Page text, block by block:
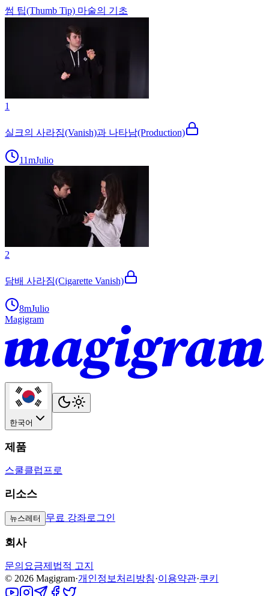
썸 팁(Thumb Tip) 마술의 기초
1
실크의 사라짐(Vanish)과 나타남(Production)
11mJulio
2
담배 사라짐(Cigarette Vanish)
8mJulio
Magigram
한국어
제품
스쿨클럽 프로
리소스
뉴스레터 무료 강좌로그인
회사
문의 요금제 법적 고지
© 2026 Magigram·개인정보처리방침·이용약관·쿠키